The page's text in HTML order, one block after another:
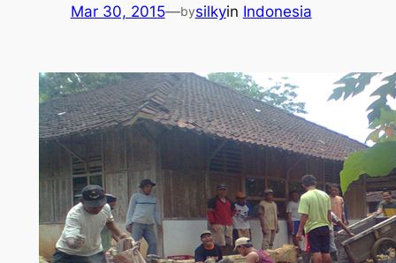
Mar 30, 2015—bysilkyin Indonesia